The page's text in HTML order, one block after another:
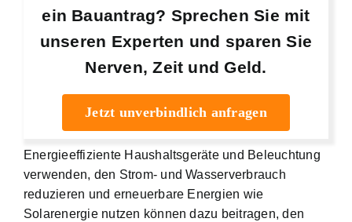
ein Bauantrag? Sprechen Sie mit
unseren Experten und sparen Sie
Nerven, Zeit und Geld.
Jetzt unverbindlich anfragen
Energieeffiziente Haushaltsgeräte und Beleuchtung
verwenden, den Strom- und Wasserverbrauch
reduzieren und erneuerbare Energien wie
Solarenergie nutzen können dazu beitragen, den